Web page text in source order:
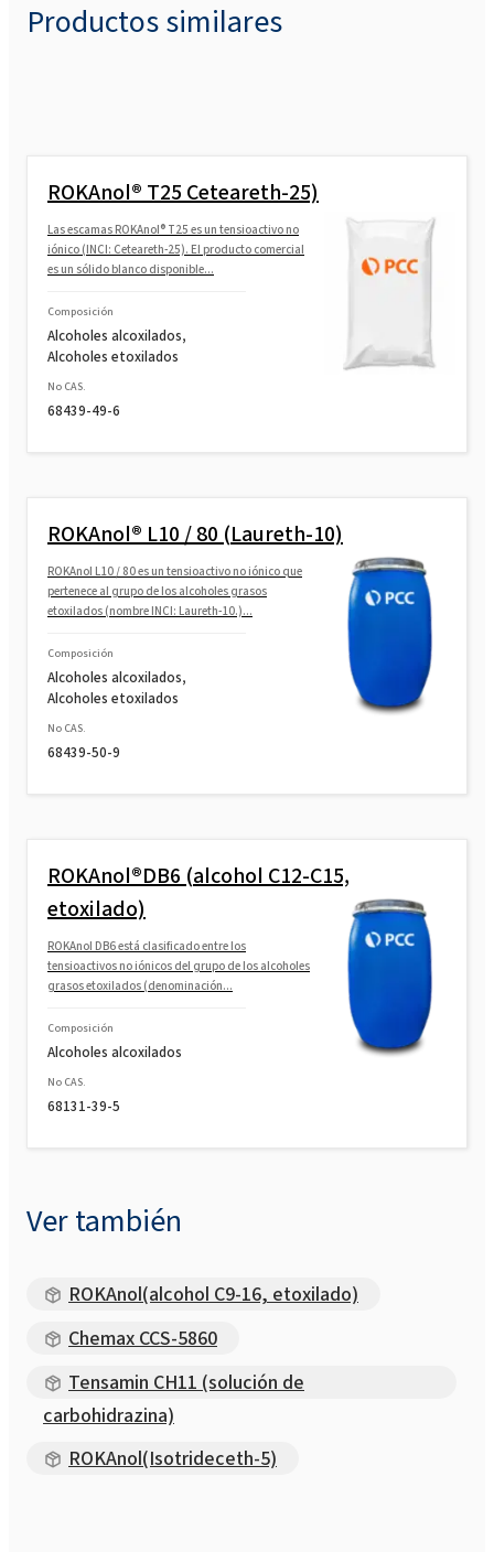
Productos similares
ROKAnol® T25 Ceteareth-25)
Las escamas ROKAnol® T25 es un tensioactivo no
iónico (INCI: Ceteareth-25). El producto comercial
es un sólido blanco disponible...
Composición
Alcoholes alcoxilados,
Alcoholes etoxilados
No CAS.
68439-49-6
ROKAnol® L10 / 80 (Laureth-10)
ROKAnol L10 / 80 es un tensioactivo no iónico que
pertenece al grupo de los alcoholes grasos
etoxilados (nombre INCI: Laureth-10.)...
Composición
Alcoholes alcoxilados,
Alcoholes etoxilados
No CAS.
68439-50-9
ROKAnol®DB6 (alcohol C12-C15,
etoxilado)
ROKAnol DB6 está clasificado entre los
tensioactivos no iónicos del grupo de los alcoholes
grasos etoxilados (denominación...
Composición
Alcoholes alcoxilados
No CAS.
68131-39-5
Ver también
ROKAnol(alcohol C9-16, etoxilado)
Chemax CCS-5860
Tensamin CH11 (solución de
carbohidrazina)
ROKAnol(Isotrideceth-5)